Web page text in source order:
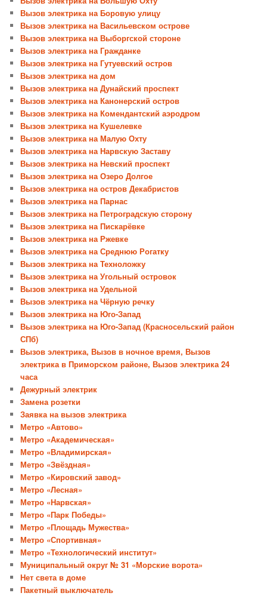
Вызов электрика на Боровую улицу
Вызов электрика на Васильевском острове
Вызов электрика на Выборгской стороне
Вызов электрика на Гражданке
Вызов электрика на Гутуевский остров
Вызов электрика на дом
Вызов электрика на Дунайский проспект
Вызов электрика на Канонерский остров
Вызов электрика на Комендантский аэродром
Вызов электрика на Кушелевке
Вызов электрика на Малую Охту
Вызов электрика на Нарвскую Заставу
Вызов электрика на Невский проспект
Вызов электрика на Озеро Долгое
Вызов электрика на остров Декабристов
Вызов электрика на Парнас
Вызов электрика на Петроградскую сторону
Вызов электрика на Пискарёвке
Вызов электрика на Ржевке
Вызов электрика на Среднюю Рогатку
Вызов электрика на Техноложку
Вызов электрика на Угольный островок
Вызов электрика на Удельной
Вызов электрика на Чёрную речку
Вызов электрика на Юго-Запад
Вызов электрика на Юго-Запад (Красносельский район
СПб)
Вызов электрика, Вызов в ночное время, Вызов
электрика в Приморском районе, Вызов электрика 24
часа
Дежурный электрик
Замена розетки
Заявка на вызов электрика
Метро «Автово»
Метро «Академическая»
Метро «Владимирская»
Метро «Звёздная»
Метро «Кировский завод»
Метро «Лесная»
Метро «Нарвская»
Метро «Парк Победы»
Метро «Площадь Мужества»
Метро «Спортивная»
Метро «Технологический институт»
Муниципальный округ № 31 «Морские ворота»
Нет света в доме
Пакетный выключатель